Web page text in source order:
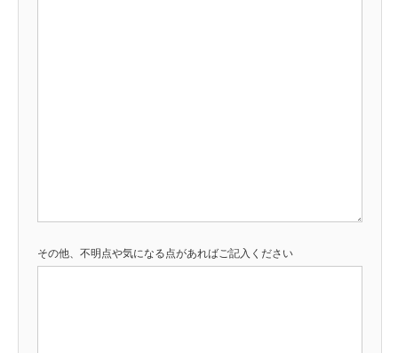
その他、不明点や気になる点があればご記入ください